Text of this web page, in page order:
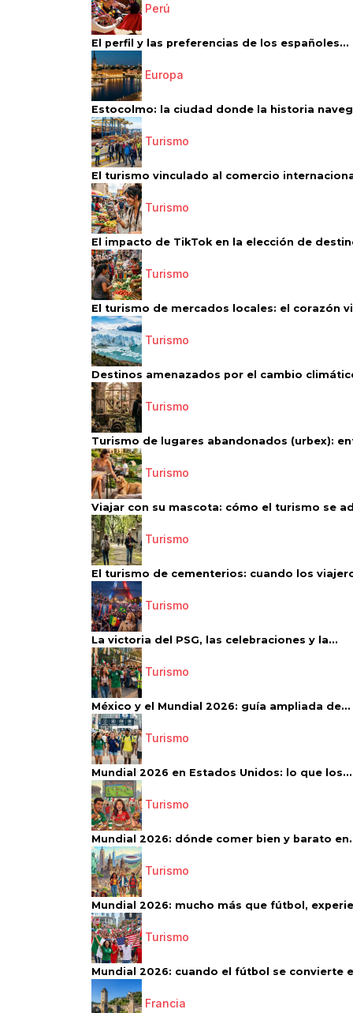
Perú
El perfil y las preferencias de los españoles...
Europa
Estocolmo: la ciudad donde la historia
Turismo
El turismo vinculado al comercio
Turismo
El impacto de TikTok en la elección de
Turismo
El turismo de mercados locales: el corazón
Turismo
Destinos amenazados por el cambio
Turismo
Turismo de lugares abandonados (urbex):
Turismo
Viajar con su mascota: cómo el turismo se
Turismo
El turismo de cementerios: cuando los
Turismo
La victoria del PSG, las celebraciones y la...
Turismo
México y el Mundial 2026: guía ampliada de...
Turismo
Mundial 2026 en Estados Unidos: lo que los...
Turismo
Mundial 2026: dónde comer bien y barato
Turismo
Mundial 2026: mucho más que fútbol,
Turismo
Mundial 2026: cuando el fútbol se convierte
Francia